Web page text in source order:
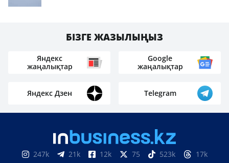
БІЗГЕ ЖАЗЫЛЫҢЫЗ
Яндекс
жаңалықтар
Google
жаңалықтар
Яндекс Дзен Telegram
247k 21k 12k 75 523k 17k